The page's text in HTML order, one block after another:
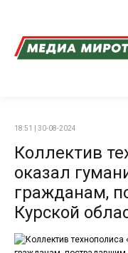
18:51 | 30-08-2024
Коллектив
оказал
гражданам,
Курской